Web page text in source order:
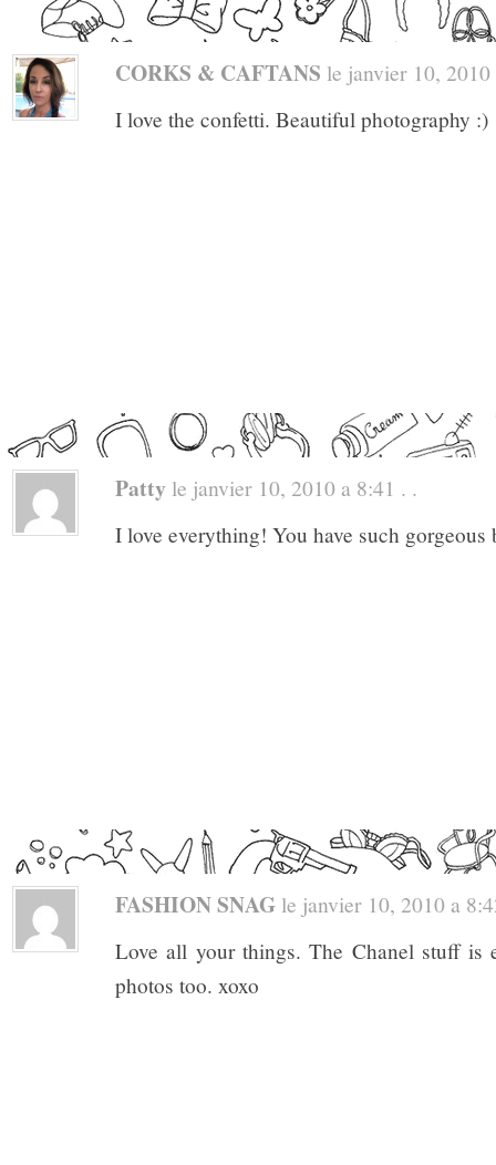
CORKS & CAFTANS le janvier 10,
I love the confetti. Beautiful photography :)
Patty le janvier 10, 2010 a 8:41 . .
I love everything! You have such gorgeous
FASHION SNAG le janvier 10, 2010 a
Love all your things. The Chanel stuff is
photos too. xoxo